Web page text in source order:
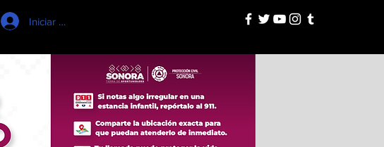
Iniciar sesión